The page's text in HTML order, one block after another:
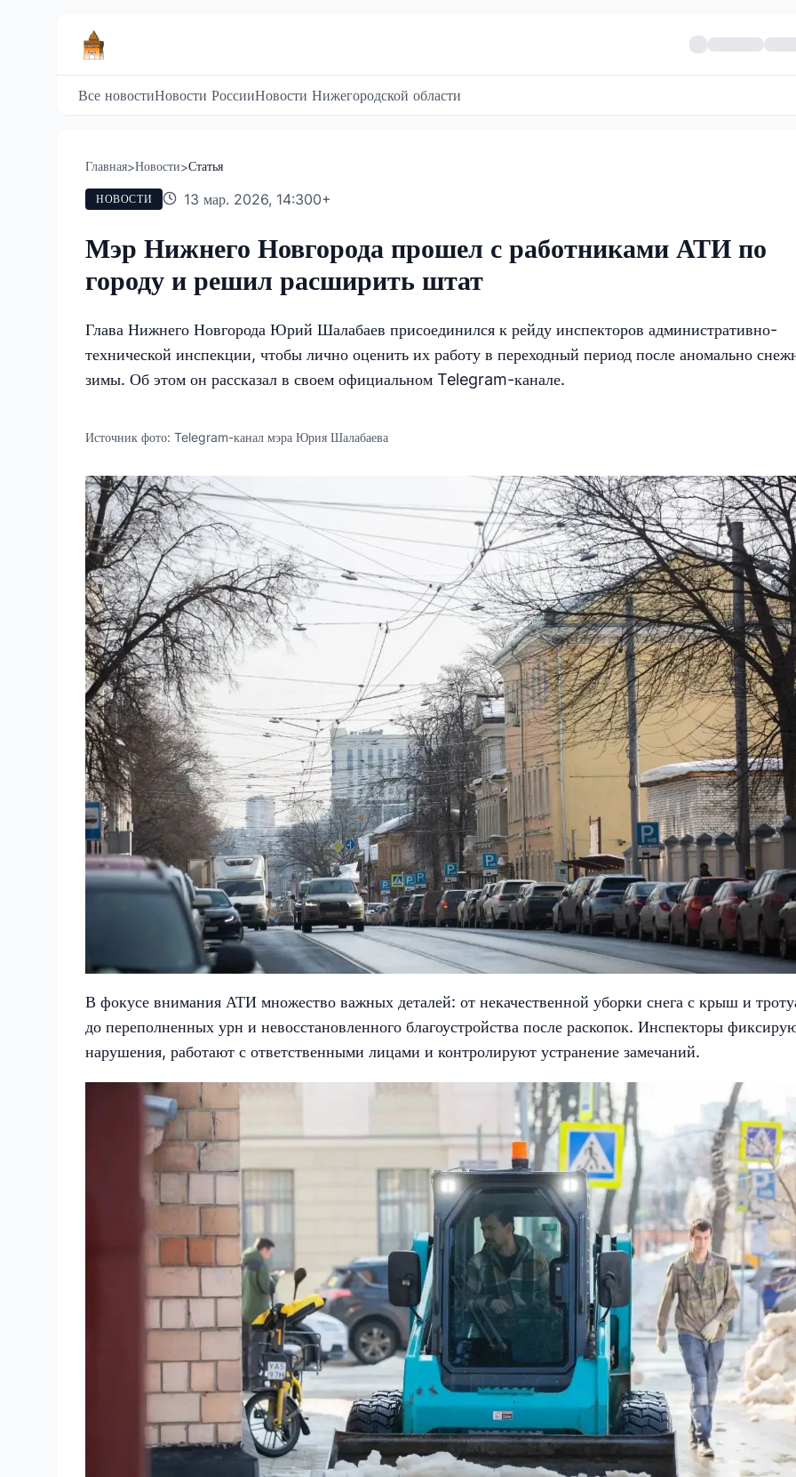
Все новостиНовости РоссииНовости Нижегородской области
Главная>Новости>Статья
НОВОСТИ 13 мар. 2026, 14:300+
Мэр Нижнего Новгорода прошел с работниками АТИ по
городу и решил расширить штат
Глава Нижнего Новгорода Юрий Шалабаев присоединился к рейду инспекторов административно-
технической инспекции, чтобы лично оценить их работу в переходный период после аномально
зимы. Об этом он рассказал в своем официальном Telegram-канале.
Источник фото: Telegram-канал мэра Юрия Шалабаева
В фокусе внимания АТИ множество важных деталей: от некачественной уборки снега с крыш и
до переполненных урн и невосстановленного благоустройства после раскопок. Инспекторы
нарушения, работают с ответственными лицами и контролируют устранение замечаний.